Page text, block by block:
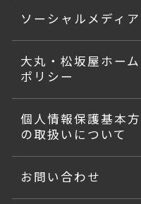
ソーシャルメディ
大丸・松坂屋ホー
ポリシー
個人情報保護基本
の取扱いについて
お問い合わせ